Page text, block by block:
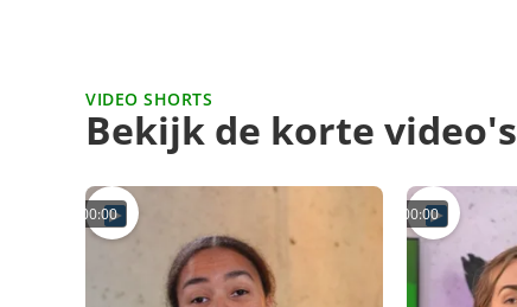
VIDEO SHORTS
Bekijk de korte video's
00:00 00:00